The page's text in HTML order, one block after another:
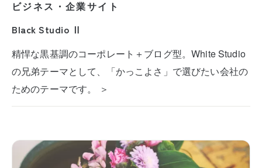
ビジネス・企業サイト
Black Studio Ⅱ
精悍な黒基調のコーポレート＋ブログ型。White Studio
の兄弟テーマとして、「かっこよさ」で選びたい会社の
ためのテーマです。 ＞